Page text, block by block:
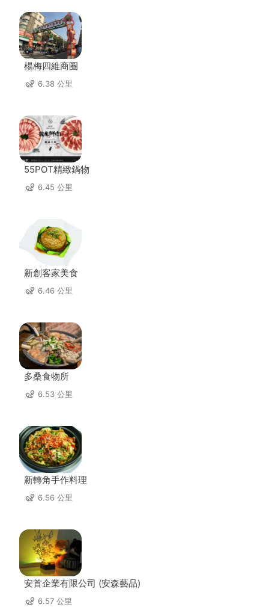
楊梅四維商圈
6.38 公里
55POT精緻鍋物
6.45 公里
新創客家美食
6.46 公里
多桑食物所
6.53 公里
新轉角手作料理
6.56 公里
安首企業有限公司 (安森藝品)
6.57 公里